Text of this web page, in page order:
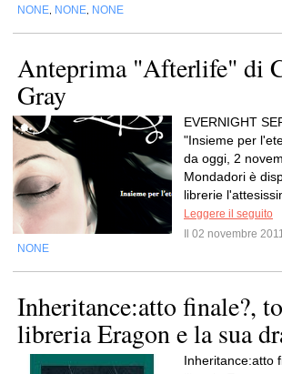
NONE NONE NONE
Anteprima "Afterlife" di
Gray
EVERNIGHT
"Insieme per
da oggi, 2
Mondadori è
librerie
Leggere il seguito
Il 02 novembre
NONE
Inheritance:atto finale?,
libreria Eragon e la sua
Inheritance:atto